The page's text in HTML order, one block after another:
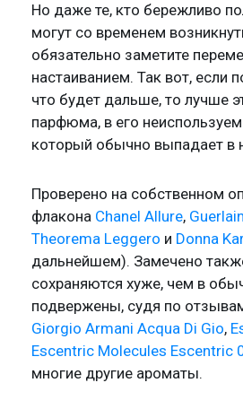
Но даже те, кто бережливо
могут со временем
обязательно заметите
настаиванием. Так вот, если
что будет дальше, то лучше
парфюма, в его
который обычно выпадает в
Проверено на собственном
флакона Chanel Allure,
Theorema Leggero и Donna
дальнейшем). Замечено
сохраняются хуже, чем в
подвержены, судя по
Giorgio Armani Acqua Di Gio,
Escentric Molecules Escentric
многие другие ароматы.